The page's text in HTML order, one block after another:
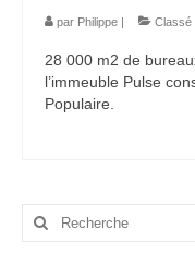
par Philippe | Classé
28 000 m2 de
l’immeuble Pulse
Populaire.
Rechercher